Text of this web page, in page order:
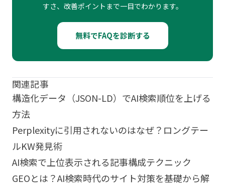
すさ、改善ポイントまで一目でわかります。
無料でFAQを診断する
関連記事
構造化データ（JSON-LD）でAI検索順位を上げる
方法
Perplexityに引用されないのはなぜ？ロングテー
ルKW発見術
AI検索で上位表示される記事構成テクニック
GEOとは？AI検索時代のサイト対策を基礎から解